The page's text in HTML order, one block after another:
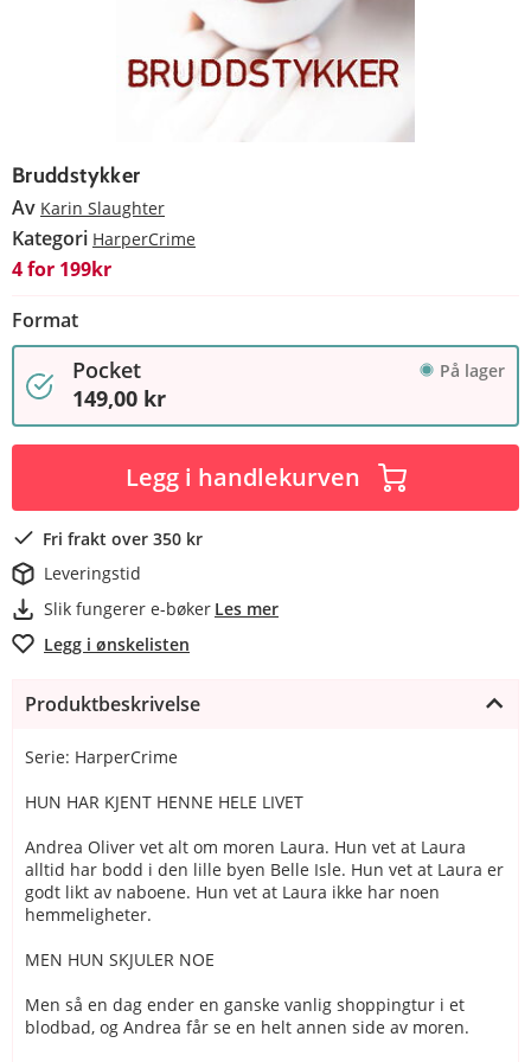
Bruddstykker
Av Karin Slaughter
Kategori HarperCrime
4 for 199kr
Format
Pocket På lager
149,00 kr
Legg i handlekurven
Fri frakt over 350 kr
Leveringstid
Slik fungerer e-bøker Les mer
Legg i ønskelisten
Produktbeskrivelse
Serie: HarperCrime
HUN HAR KJENT HENNE HELE LIVET
Andrea Oliver vet alt om moren Laura. Hun vet at Laura
alltid har bodd i den lille byen Belle Isle. Hun vet at Laura er
godt likt av naboene. Hun vet at Laura ikke har noen
hemmeligheter.
MEN HUN SKJULER NOE
Men så en dag ender en ganske vanlig shoppingtur i et
blodbad, og Andrea får se en helt annen side av moren.